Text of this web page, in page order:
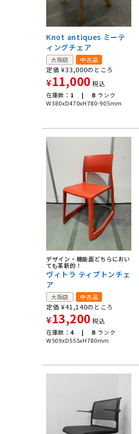
Knot antiques ミーテ
ィングチェア
大阪店 中古品
定価 ¥33,000のところ
¥11,000 税込
在庫数： 1 | B ランク
W380xD470xH780-905mm
デザイン・機能面どちらにおい
ても革新的！
ヴィトラ ティプトンチェ
ア
大阪店 中古品
定価 ¥41,140のところ
¥13,200 税込
在庫数： 4 | B ランク
W509xD555xH780mm